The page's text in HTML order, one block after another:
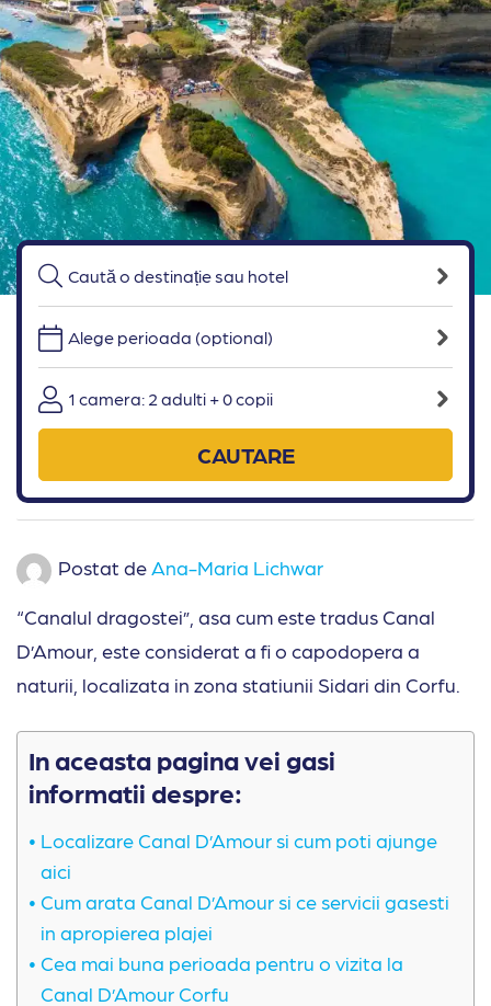
Alege perioada (optional)
1 camera: 2 adulti + 0 copii
CAUTARE
Postat de Ana-Maria Lichwar
“Canalul dragostei”, asa cum este tradus Canal
D’Amour, este considerat a fi o capodopera a
naturii, localizata in zona statiunii Sidari din Corfu.
In aceasta pagina vei gasi
informatii despre:
Localizare Canal D’Amour si cum poti ajunge
aici
Cum arata Canal D’Amour si ce servicii gasesti
in apropierea plajei
Cea mai buna perioada pentru o vizita la
Canal D’Amour Corfu